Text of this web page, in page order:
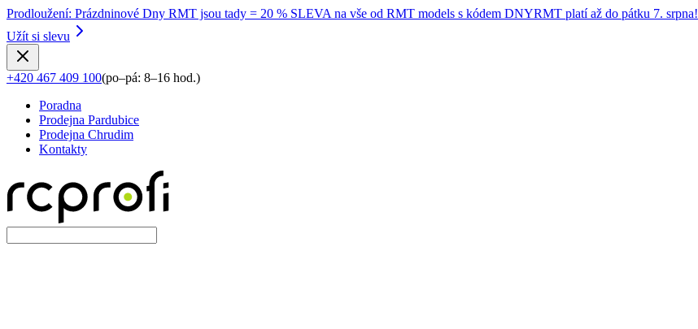
Prodloužení: Prázdninové Dny RMT jsou tady = 20 % SLEVA na vše od RMT models s kódem DNYRMT platí až do pátku 7. srpna!
Užít si slevu
+420 467 409 100(po–pá: 8–16 hod.)
Poradna
Prodejna Pardubice
Prodejna Chrudim
Kontakty